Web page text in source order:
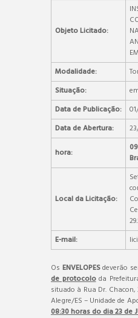
Objeto Licitado:
Modalidade:
Situação:
Data de Publicação:
Data de Abertura:
hora:
Local da Licitação:
E-mail:
Os ENVELOPESdeverão
de protocolo da
situado à Rua Dr. Chacon,
Alegre/ES – Unidade de
08:30 horas do dia 23 de